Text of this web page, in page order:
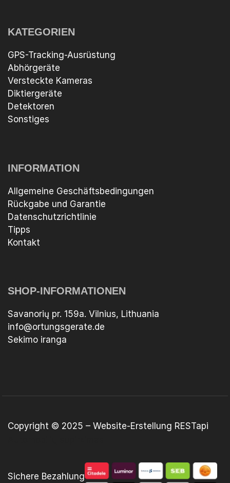
KATEGORIEN
GPS-Tracking-Ausrüstung
Abhörgeräte
Versteckte Kameras
Diktiergeräte
Detektoren
Sonstiges
INFORMATION
Allgemeine Geschäftsbedingungen
Rückgabe und Garantie
Datenschutzrichtlinie
Tipps
Kontakt
SHOP-INFORMATIONEN
Savanorių pr. 159a. Vilnius, Lithuania
info@ortungsgerate.de
Sekimo iranga
Copyright © 2025 – Website-Erstellung RESTapi
Sichere Bezahlung